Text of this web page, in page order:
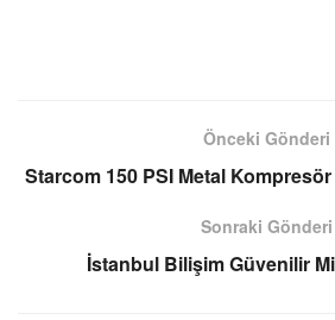
Önceki Gönderi
Starcom 150 PSI Metal
Sonraki Gönderi
İstanbul Bilişim Güvenilir